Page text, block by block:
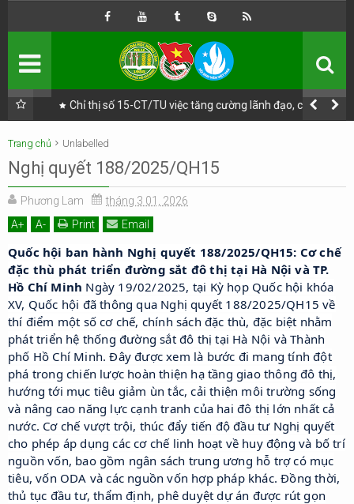
lãnh
Chỉ thị số 15-CT/TU việc tăng cường lãnh đạo, chỉ đạo
bảo đảm an ninh, an toàn thực phẩm trên địa bàn Thành
Trang chủ Unlabelled
Nghị quyết 188/2025/QH15
Phương Lam
tháng 3 01, 2026
A+ A- Print Email
Quốc hội ban hành Nghị quyết 188/2025/QH15: Cơ chế
đặc thù phát triển đường sắt đô thị tại Hà Nội và TP.
Hồ Chí Minh Ngày 19/02/2025, tại Kỳ họp Quốc hội khóa
XV, Quốc hội đã thông qua Nghị quyết 188/2025/QH15 về
thí điểm một số cơ chế, chính sách đặc thù, đặc biệt nhằm
phát triển hệ thống đường sắt đô thị tại Hà Nội và Thành
phố Hồ Chí Minh. Đây được xem là bước đi mang tính đột
phá trong chiến lược hoàn thiện hạ tầng giao thông đô thị,
hướng tới mục tiêu giảm ùn tắc, cải thiện môi trường sống
và nâng cao năng lực cạnh tranh của hai đô thị lớn nhất cả
nước. Cơ chế vượt trội, thúc đẩy tiến độ đầu tư Nghị quyết
cho phép áp dụng các cơ chế linh hoạt về huy động và bố trí
nguồn vốn, bao gồm ngân sách trung ương hỗ trợ có mục
tiêu, vốn ODA và các nguồn vốn hợp pháp khác. Đồng thời,
thủ tục đầu tư, thẩm định, phê duyệt dự án được rút gọn
GIỚI THIỆU
ĐOÀN TNCS HỒ CHÍ MINH
HỘI SINH VIÊN VIỆT NAM
3 PHONG TRÀO
HÀNH ĐỘNG CÁCH MẠNG
3 CHƯƠNG TRÌNH ĐỒNG HÀNH
TRANG CHỦ
HOẠT ĐỘNG ĐOÀN
HOẠT ĐỘNG HỘI
QLĐV